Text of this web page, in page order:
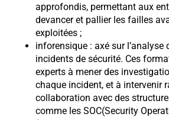
approfondis, permettant aux
devancer et pallier les failles
exploitées ;
inforensique : axé sur l’analyse
incidents de sécurité. Ces
experts à mener des
chaque incident, et à intervenir
collaboration avec des
comme les SOC(Security